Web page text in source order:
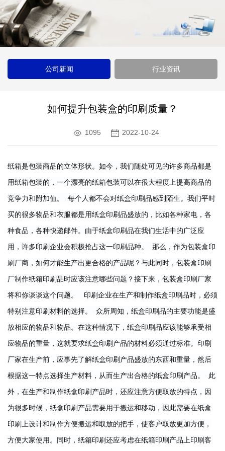
公司新闻 行业资讯
如何提升包装盒的印刷质量？
1095 2022-10-24
纸箱是包装商品的立体形状。 如今，我们随处可见的许多商品都是
用纸箱包装的，一个漂亮的纸箱包装可以在很大程度上提高商品的
竞争力和附加值。
每个人都不会对纸盒印刷品感到陌生。 我们平时
买的很多物品和衣服都是用纸盒印刷品盛放的，比如各种家电，各
种食品，各种快递邮件。 由于纸盒印刷品在我们生活中的广泛应
用，许多印刷企业会积极抢占这一印刷品种。
那么，作为包装盒印
刷厂商，如何才能生产出更合格的产品呢？与此同时，包装盒印刷
厂制作纸箱印刷品时应该注意哪些问题？接下来，包装盒印刷厂家
将和你谈谈这个问题。
印刷企业在生产和制作纸盒印刷品时，必须
特别注意印刷材料的选择。
众所周知，纸盒印刷品的主要功能是盛
放相应的物品和物品。 在这种情况下，纸盒印刷品应该能够承受相
应物品的重量，这就要求纸盒印刷产品的材料必须通过标准。 印刷
厂家在生产前，应事先了解纸盒印刷产品盛放的东西和重量，然后
根据这一特点选择生产材料，从而生产出合格的纸盒印刷产品。
此
外，在生产和制作纸盒印刷产品时，还应注意方便取放的特点，因
为很多时候，纸盒印刷产品需要用于搬运和移动，因此需要在纸盒
印刷上设计和制作方便搬运和取放的把手，使客户取放更加方便，
方便大家使用。 同时，纸箱印刷还应考虑在纸箱印刷产品上印刷客